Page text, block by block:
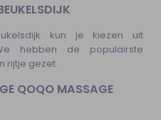
kun je kiezen uit
hebben de populairste
rijtje gezet.
QOQO MASSAGE